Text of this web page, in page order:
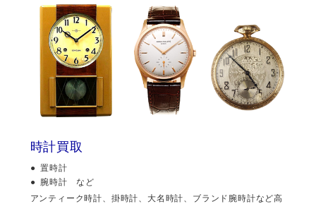
時計買取
置時計
腕時計 など
アンティーク時計、掛時計、大名時計、ブランド腕時計など高